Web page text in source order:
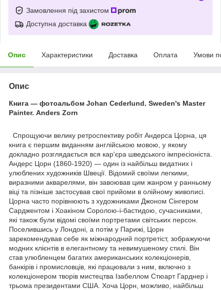
Замовлення під захистом
Доступна доставка
Опис Характеристики Доставка Оплата Умови
Опис
Книга — фотоальбом Johan Cederlund. Sweden's Master
Painter. Anders Zorn
Спрощуючи велику ретроспективу робіт Андерса Цорна, ця
книга є першим виданням англійською мовою, у якому
докладно розглядається вся кар'єра шведського імпресіоніста.
Андерс Цорн (1860-1920) — один із найбільш видатних і
улюблених художників Швеції. Відомий своїми легкими,
виразними акварелями, він завоював цим жанром у ранньому
віці та пізніше застосував свої прийоми в олійному живописі.
Цорна часто порівнюють з художниками Джоном Сінгером
Сарджентом і Хоакіном Соролою-і-бастидою, сучасниками,
які також були відомі своїми портретами світських персон.
Поселившись у Лондоні, а потім у Парижі, Цорн
зарекомендував себе як міжнародний портретіст, зображуючи
модних клієнтів в елегантному та невимушеному стилі. Він
став улюбленцем багатих американських колекціонерів,
банкірів і промисловців, які працювали з ним, включно з
колекціонером творів мистецтва Ізабеллом Стюарт Гарднер і
трьома президентами США. Хоча Цорн, можливо, найбільш